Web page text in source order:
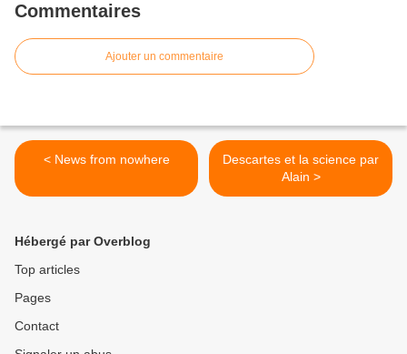
Commentaires
Ajouter un commentaire
< News from nowhere
Descartes et la science par
Alain >
Hébergé par Overblog
Top articles
Pages
Contact